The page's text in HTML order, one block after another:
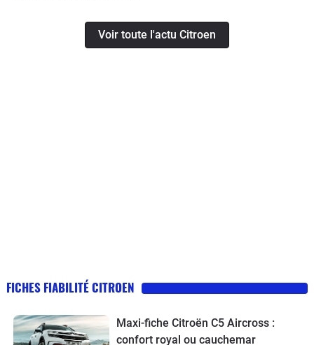
Voir toute l'actu Citroen
FICHES FIABILITÉ CITROEN
Maxi-fiche Citroën C5 Aircross :
confort royal ou cauchemar